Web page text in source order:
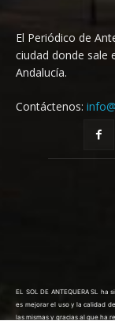
El Periódico de
ciudad donde sale
Andalucía.
Contáctenos:
EL SOL DE ANTEQUERA SL
es mejorar el uso y la calidad
las mismas y gracias al que ha